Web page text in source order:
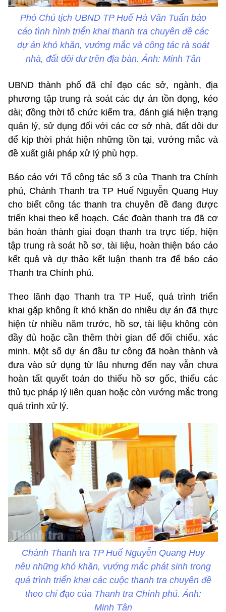
Phó Chủ tịch UBND TP Huế Hà Văn Tuấn báo
cáo tình hình triển khai thanh tra chuyên đề các
dự án khó khăn, vướng mắc và công tác rà soát
nhà, đất dôi dư trên địa bàn. Ảnh: Minh Tân
UBND thành phố đã chỉ đạo các sở, ngành, địa
phương tập trung rà soát các dự án tồn đọng, kéo
dài; đồng thời tổ chức kiểm tra, đánh giá hiện trạng
quản lý, sử dụng đối với các cơ sở nhà, đất dôi dư
để kịp thời phát hiện những tồn tại, vướng mắc và
đề xuất giải pháp xử lý phù hợp.
Báo cáo với Tổ công tác số 3 của Thanh tra Chính
phủ, Chánh Thanh tra TP Huế Nguyễn Quang Huy
cho biết công tác thanh tra chuyên đề đang được
triển khai theo kế hoạch. Các đoàn thanh tra đã cơ
bản hoàn thành giai đoạn thanh tra trực tiếp, hiện
tập trung rà soát hồ sơ, tài liệu, hoàn thiện báo cáo
kết quả và dự thảo kết luận thanh tra để báo cáo
Thanh tra Chính phủ.
Theo lãnh đạo Thanh tra TP Huế, quá trình triển
khai gặp không ít khó khăn do nhiều dự án đã thực
hiện từ nhiều năm trước, hồ sơ, tài liệu không còn
đầy đủ hoặc cần thêm thời gian để đối chiếu, xác
minh. Một số dự án đầu tư công đã hoàn thành và
đưa vào sử dụng từ lâu nhưng đến nay vẫn chưa
hoàn tất quyết toán do thiếu hồ sơ gốc, thiếu các
thủ tục pháp lý liên quan hoặc còn vướng mắc trong
quá trình xử lý.
Chánh Thanh tra TP Huế Nguyễn Quang Huy
nêu những khó khăn, vướng mắc phát sinh trong
quá trình triển khai các cuộc thanh tra chuyên đề
theo chỉ đạo của Thanh tra Chính phủ. Ảnh:
Minh Tân